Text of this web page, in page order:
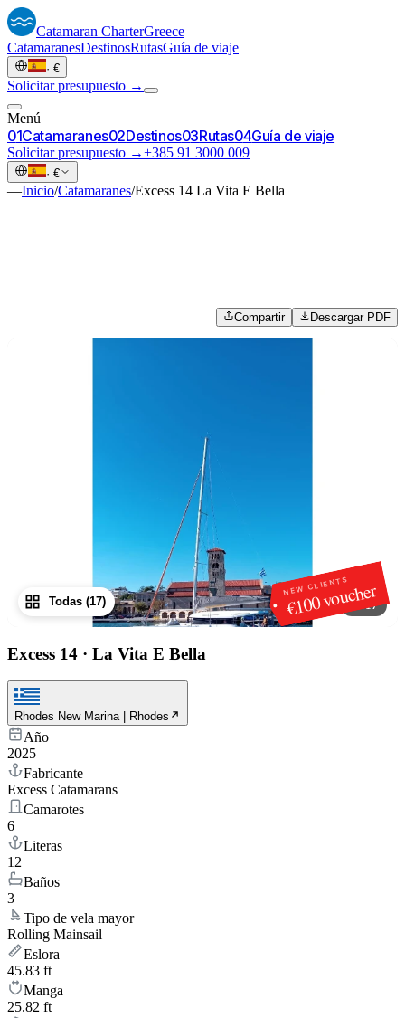
Catamaran CharterGreece
CatamaranesDestinosRutasGuía de viaje
· €
Solicitar presupuesto →
Menú
01Catamaranes02Destinos03Rutas04Guía de viaje
Solicitar presupuesto →+385 91 3000 009
· €
—Inicio/Catamaranes/Excess 14 La Vita E Bella
Compartir Descargar PDF
NEW CLIENTS
€100 voucher
1/17
Todas (17)
Excess 14 · La Vita E Bella
Rhodes New Marina | Rhodes
Año
2025
Fabricante
Excess Catamarans
Camarotes
6
Literas
12
Baños
3
Tipo de vela mayor
Rolling Mainsail
Eslora
45.83 ft
Manga
25.82 ft